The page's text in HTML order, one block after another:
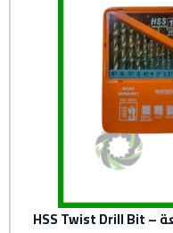
طقم بنطة حدادى 1 – 10 مم 19 قطعة – HSS Twist Drill Bit